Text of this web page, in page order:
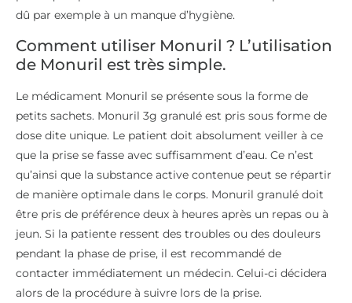
dû par exemple à un manque d’hygiène.
Comment utiliser Monuril ? L’utilisation
de Monuril est très simple.
Le médicament Monuril se présente sous la forme de
petits sachets. Monuril 3g granulé est pris sous forme de
dose dite unique. Le patient doit absolument veiller à ce
que la prise se fasse avec suffisamment d’eau. Ce n’est
qu’ainsi que la substance active contenue peut se répartir
de manière optimale dans le corps. Monuril granulé doit
être pris de préférence deux à heures après un repas ou à
jeun. Si la patiente ressent des troubles ou des douleurs
pendant la phase de prise, il est recommandé de
contacter immédiatement un médecin. Celui-ci décidera
alors de la procédure à suivre lors de la prise.